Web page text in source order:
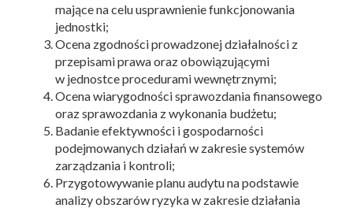
mające na celu usprawnienie funkcjonowania
jednostki;
Ocena zgodności prowadzonej działalności z
przepisami prawa oraz obowiązującymi
w jednostce procedurami wewnętrznymi;
Ocena wiarygodności sprawozdania finansowego
oraz sprawozdania z wykonania budżetu;
Badanie efektywności i gospodarności
podejmowanych działań w zakresie systemów
zarządzania i kontroli;
Przygotowywanie planu audytu na podstawie
analizy obszarów ryzyka w zakresie działania